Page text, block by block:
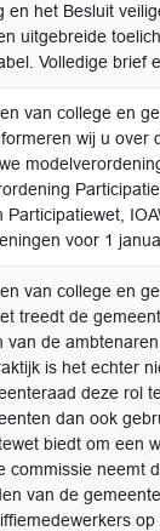
en het Besluit
uitgebreide
Volledige brief
van college en
wij u over
Participatiewet,
voor 1
van college en
treedt de
van de
is het echter
deze rol
dan ook
biedt om een
commissie neemt
van de
op